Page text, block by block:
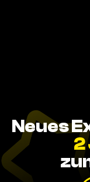
Neues
2